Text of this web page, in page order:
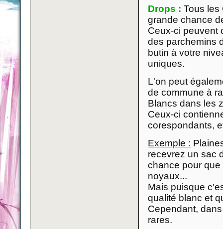
Drops : Tous les
grande chance
Ceux-ci peuvent
des parchemins
butin à votre
uniques.
L'on peut
de commune à
Blancs dans les
Ceux-ci
corespondants,
Exemple :
recevrez un sac
chance pour
noyaux...
Mais puisque
qualité blanc et
Cependant,
rares.